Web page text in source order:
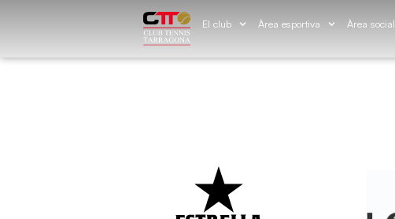
El club Àrea esportiva Àrea social